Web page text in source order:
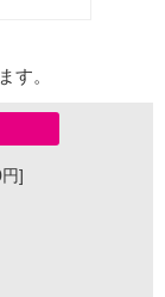
す。
]